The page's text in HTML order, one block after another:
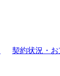
契約状況・お